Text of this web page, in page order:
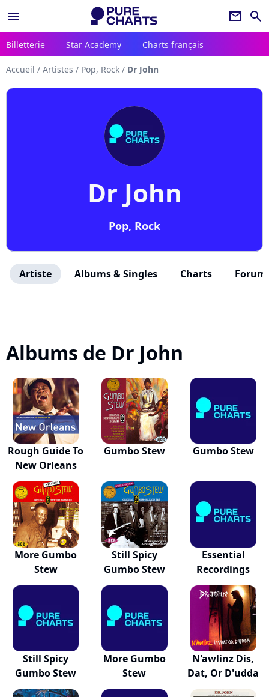
menu newsletter search
Billetterie Star Academy Charts français
Accueil / Artistes / Pop, Rock / Dr John
Dr John
Pop, Rock
Artiste Albums & Singles Charts
Albums de Dr John
Rough Guide To
New Orleans
Gumbo Stew Gumbo Stew
More Gumbo
Stew
Still Spicy
Gumbo Stew
Essential
Recordings
Still Spicy
Gumbo Stew
More Gumbo
Stew
N'awlinz Dis,
Dat, Or D'udda